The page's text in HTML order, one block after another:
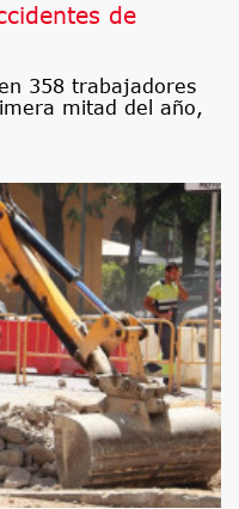
de
358 trabajadores
mitad del año,